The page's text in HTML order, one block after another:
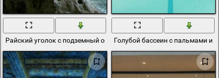
Райский уголок с подземный озеромГолубой бассеин с пальмами и